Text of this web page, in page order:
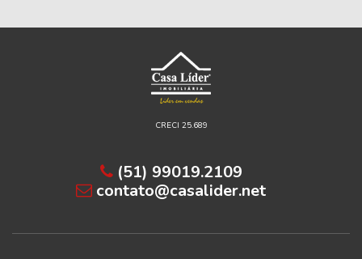
CRECI 25.689
(51) 99019.2109
contato@casalider.net